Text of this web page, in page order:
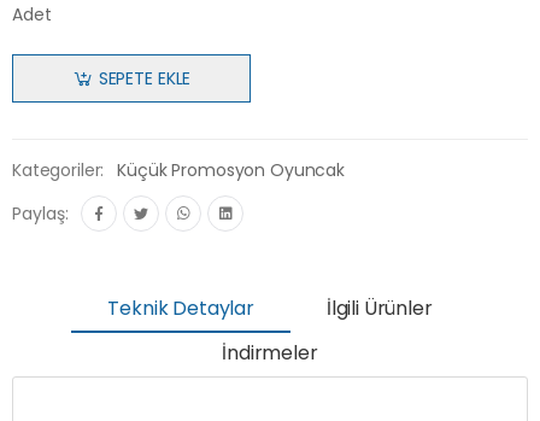
Adet
SEPETE EKLE
Kategoriler:
Küçük Promosyon Oyuncak
Paylaş:
Teknik Detaylar
İlgili Ürünler
İndirmeler